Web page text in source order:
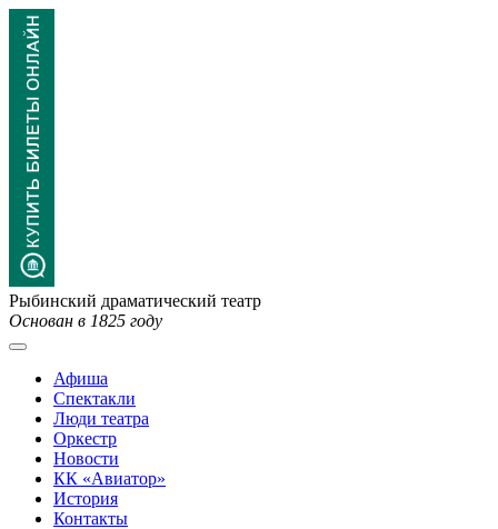
Рыбинский драматический театр
Основан в 1825 году
Афиша
Спектакли
Люди театра
Оркестр
Новости
КК «Авиатор»
История
Контакты